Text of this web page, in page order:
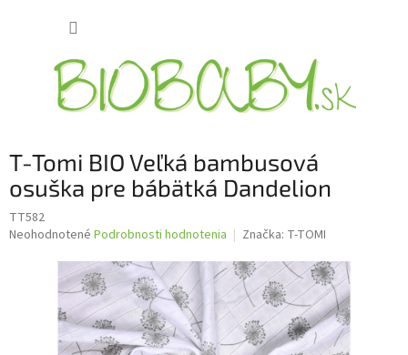
T-Tomi BIO Veľká bambusová
osuška pre bábätká Dandelion
TT582
Priemerné
Neohodnotené Podrobnosti hodnotenia Značka: T-TOMI